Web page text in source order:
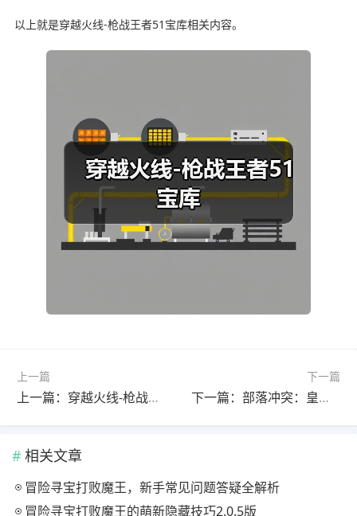
以上就是穿越火线-枪战王者51宝库相关内容。
上一篇
上一篇：穿越火线-枪战王者51宝库
下一篇
下一篇：部落冲突：皇室战争皇室风向标第二期|小费轮转的极限艺术！
相关文章
冒险寻宝打败魔王，新手常见问题答疑全解析
冒险寻宝打败魔王的萌新隐藏技巧2.0.5版